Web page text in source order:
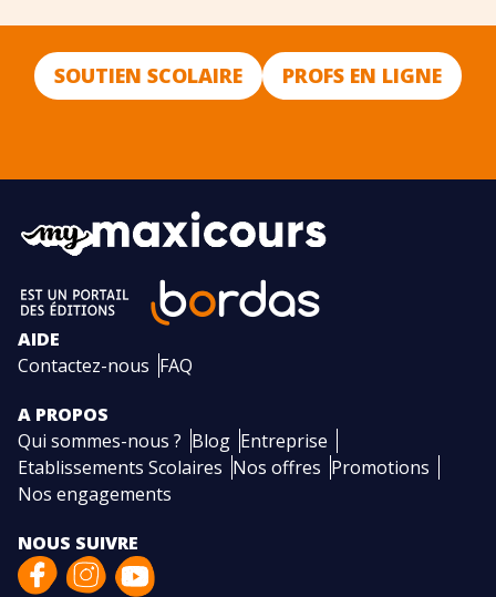
SOUTIEN SCOLAIRE PROFS EN LIGNE
AIDE
Contactez-nous FAQ
A PROPOS
Qui sommes-nous ? Blog Entreprise
Etablissements Scolaires Nos offres Promotions
Nos engagements
NOUS SUIVRE